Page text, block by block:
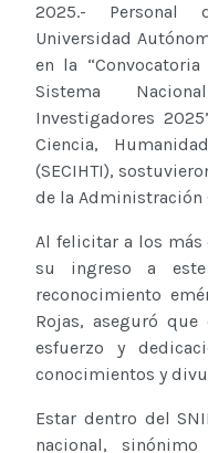
2025.- Personal
Universidad
en la
Sistema
Investigadores
Ciencia,
(SECIHTI),
de la Administración
Al felicitar a los más
su ingreso a
reconocimiento
Rojas, aseguró
esfuerzo y
conocimientos y
Estar dentro del
nacional,